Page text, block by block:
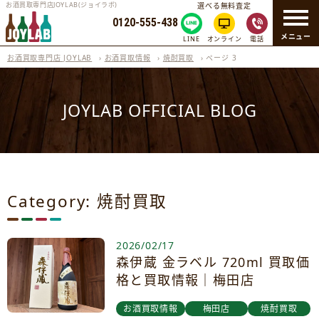
メニュー
お酒買取専門店JOYLAB(ジョイラボ)
0120-555-438
選べる無料査定
LINE オンライン 電話
お酒買取専門店 JOYLAB › お酒買取情報 › 焼酎買取 ›ページ 3
JOYLAB OFFICIAL BLOG
Category: 焼酎買取
2026/02/17
森伊蔵 金ラベル 720ml 買取価
格と買取情報｜梅田店
お酒買取情報 梅田店 焼酎買取